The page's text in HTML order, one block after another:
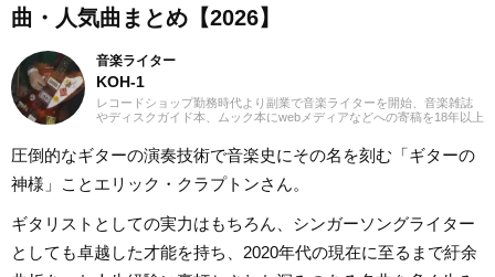
曲・人気曲まとめ【2026】
音楽ライター
KOH-1
レコードショップ勤務時代より副業で音楽ライターを開始、音楽雑誌
やディスクガイド本、ムック本にwebメディアなどへの寄稿を18年以上
35年以上「好きなものが好き」をモットーに好奇心を忘れないことを
常に心がけています。バンド活動歴あり、作詞作曲を担当するベーシ
ストという立ち位置でした。演奏経験のある楽器はベース、ギター、
ピアノ。40代半ばから英語の勉強を開始、現在も継続中です。
圧倒的なギターの演奏技術で音楽史にその名を刻む「ギターの
神様」ことエリック・クラプトンさん。
ギタリストとしての実力はもちろん、シンガーソングライター
としても卓越した才能を持ち、2020年代の現在に至るまで紆余